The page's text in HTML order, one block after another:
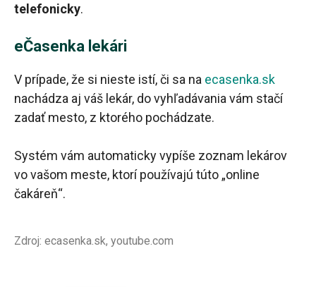
telefonicky.
eČasenka lekári
V prípade, že si nieste istí, či sa na ecasenka.sk
nachádza aj váš lekár, do vyhľadávania vám stačí
zadať mesto, z ktorého pochádzate.
Systém vám automaticky vypíše zoznam lekárov
vo vašom meste, ktorí používajú túto „online
čakáreň“.
Zdroj: ecasenka.sk, youtube.com